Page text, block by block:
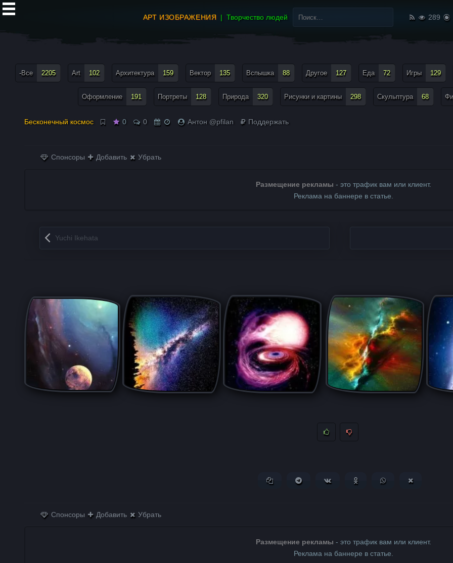
АРТ ИЗОБРАЖЕНИЯ Творчество людей
Найти:
289
-Все 2205 Art 102 Архитектура 159 Вектор 135 Вспышка 88 Другое 127 Еда 72 Игры 129
Оформление 191 Портреты 128 Природа 320 Рисунки и картины 298 Скульптура 68
Бесконечный космос 0 0 Антон @pfilan Поддержать
Спонсоры Добавить Убрать
Размещение рекламы - это трафик вам или клиент.
Реклама на баннере в статье.
Запись навигация
Yuchi Ikehata
Копировать ссылкуПоделиться в Telegram
Поделиться ВКонтакте
Поделиться вПоделиться в
Спонсоры Добавить Убрать
Размещение рекламы - это трафик вам или клиент.
Реклама на баннере в статье.